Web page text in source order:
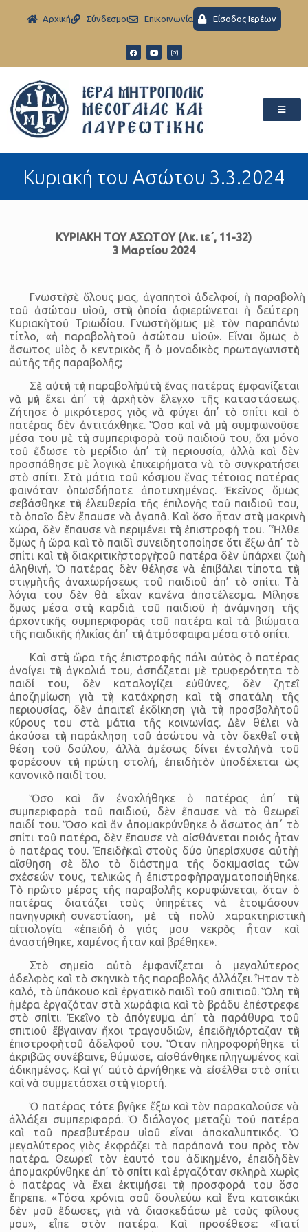
Aρχική Σύνδεσμοι Eπικοινωνία Είσοδος Ιερέων
Κυριακή του Ασώτου 3.3.2024
ΚΥΡΙΑΚΗ ΤΟΥ ΑΣΩΤΟΥ (Λκ. ιε΄, 11-32)
3 Μαρτίου 2024
Γνωστὴ σὲ ὅλους μας, ἀγαπητοὶ ἀδελφοί, ἡ παραβολὴ
τοῦ ἀσώτου υἱοῦ, στὴν ὁποία ἀφιερώνεται ἡ δεύτερη
Κυριακὴ τοῦ Τριωδίου. Γνωστὴ ὅμως μὲ τὸν παραπάνω
τίτλο, «ἡ παραβολὴ τοῦ ἀσώτου υἱοῦ». Εἶναι ὅμως ὁ
ἄσωτος υἱὸς ὁ κεντρικὸς ἤ ὁ μοναδικὸς πρωταγωνιστὴς
αὐτῆς τῆς παραβολῆς;
Σὲ αὐτὴν τὴν παραβολὴ αὐτὴν ἕνας πατέρας ἐμφανίζεται
νὰ μὴν ἔχει ἀπ’ τὴν ἀρχὴ τὸν ἔλεγχο τῆς καταστάσεως.
Ζήτησε ὁ μικρότερος γιὸς νὰ φύγει ἀπ’ τὸ σπίτι καὶ ὁ
πατέρας δὲν ἀντιτάχθηκε. Ὅσο καὶ νὰ μὴν συμφωνοῦσε
μέσα του μὲ τὴν συμπεριφορὰ τοῦ παιδιοῦ του, ὄχι μόνο
τοῦ ἔδωσε τὸ μερίδιο ἀπ’ τὴν περιουσία, ἀλλὰ καὶ δὲν
προσπάθησε μὲ λογικὰ ἐπιχειρήματα νὰ τὸ συγκρατήσει
στὸ σπίτι. Στὰ μάτια τοῦ κόσμου ἕνας τέτοιος πατέρας
φαινόταν ὁπωσδήποτε ἀποτυχημένος. Ἐκεῖνος ὅμως
σεβάσθηκε τὴν ἐλευθερία τῆς ἐπιλογῆς τοῦ παιδιοῦ του,
τὸ ὁποῖο δὲν ἔπαυσε νὰ ἀγαπᾶ. Καὶ ὅσο ἦταν στὴν μακρινὴ
χώρα, δὲν ἔπαυσε νὰ περιμένει τὴν ἐπιστροφή του. ΄Ἦλθε
ὅμως ἡ ὥρα καὶ τὸ παιδὶ συνειδητοποίησε ὅτι ἔξω ἀπ’ τὸ
σπίτι καὶ τὴν διακριτικὴ στοργὴ τοῦ πατέρα δὲν ὑπάρχει ζωὴ
ἀληθινή. Ὁ πατέρας δὲν θέλησε νὰ ἐπιβάλει τίποτα τὴν
στιγμὴ τῆς ἀναχωρήσεως τοῦ παιδιοῦ ἀπ’ τὸ σπίτι. Τὰ
λόγια του δὲν θὰ εἶχαν κανένα ἀποτέλεσμα. Μίλησε
ὅμως μέσα στὴν καρδιὰ τοῦ παιδιοῦ ἡ ἀνάμνηση τῆς
ἀρχοντικῆς συμπεριφορᾶς τοῦ πατέρα καὶ τὰ βιώματα
τῆς παιδικῆς ἠλικίας ἀπ’ τὴν ἀτμόσφαιρα μέσα στὸ σπίτι.
Καὶ στὴν ὥρα τῆς ἐπιστροφῆς πάλι αὐτὸς ὁ πατέρας
ἀνοίγει τὴν ἀγκαλιά του, ἀσπάζεται μὲ τρυφερότητα τὸ
παιδί του, δὲν καταλογίζει εὐθύνες, δὲν ζητεῖ
ἀποζημίωση γιὰ τὴν κατάχρηση καὶ τὴν σπατάλη τῆς
περιουσίας, δὲν ἀπαιτεῖ ἐκδίκηση γιὰ τὴν προσβολὴ τοῦ
κύρους του στὰ μάτια τῆς κοινωνίας. Δὲν θέλει νὰ
ἀκούσει τὴν παράκληση τοῦ ἀσώτου νὰ τὸν δεχθεῖ στὴν
θέση τοῦ δούλου, ἀλλὰ ἀμέσως δίνει ἐντολὴ νὰ τοῦ
φορέσουν τὴν πρώτη στολή, ἐπειδὴ τὸν ὑποδέχεται ὡς
κανονικὸ παιδὶ του.
Ὅσο καὶ ἄν ἐνοχλήθηκε ὁ πατέρας ἀπ’ τὴν
συμπεριφορὰ τοῦ παιδιοῦ, δὲν ἔπαυσε νὰ τὸ θεωρεῖ
παιδί του. Ὅσο καὶ ἄν ἀπομακρύνθηκε ὁ ἄσωτος ἀπ΄ τὸ
σπίτι τοῦ πατέρα, δὲν ἔπαυσε νὰ αἰσθάνεται ποιός ἦταν
ὁ πατέρας του. Ἐπειδὴ καὶ στοὺς δύο ὑπερίσχυσε αὐτὴ ἡ
αἴσθηση σὲ ὅλο τὸ διάστημα τῆς δοκιμασίας τῶν
σχέσεών τους, τελικῶς ἡ ἐπιστροφὴ πραγματοποιήθηκε.
Τὸ πρῶτο μέρος τῆς παραβολῆς κορυφώνεται, ὅταν ὁ
πατέρας διατάζει τοὺς ὑπηρέτες νὰ ἑτοιμάσουν
πανηγυρικὴ συνεστίαση, μὲ τὴν πολὺ χαρακτηριστικὴ
αἰτιολογία «ἐπειδὴ ὁ γιός μου νεκρὸς ἦταν καὶ
ἀναστήθηκε, χαμένος ἦταν καὶ βρέθηκε».
Στὸ σημεῖο αὐτὸ ἐμφανίζεται ὁ μεγαλύτερος
ἀδελφὸς καὶ τὸ σκηνικὸ τῆς παραβολῆς ἀλλάζει. Ἦταν τὸ
καλό, τὸ ὑπάκουο καὶ ἐργατικὸ παιδὶ τοῦ σπιτιοῦ. Ὅλη τὴν
ἡμέρα ἐργαζόταν στὰ χωράφια καὶ τὸ βράδυ ἐπέστρεφε
στὸ σπίτι. Ἐκεῖνο τὸ ἀπόγευμα ἀπ’ τὰ παράθυρα τοῦ
σπιτιοῦ ἔβγαιναν ἤχοι τραγουδιῶν, ἐπειδὴ γιόρταζαν τὴν
ἐπιστροφὴ τοῦ ἀδελφοῦ του. Ὅταν πληροφορήθηκε τί
ἀκριβῶς συνέβαινε, θύμωσε, αἰσθάνθηκε πληγωμένος καὶ
ἀδικημένος. Καὶ γι’ αὐτὸ ἀρνήθηκε νὰ εἰσέλθει στὸ σπίτι
καὶ νὰ συμμετάσχει στὴν γιορτή.
Ὁ πατέρας τότε βγῆκε ἔξω καὶ τὸν παρακαλοῦσε νὰ
ἀλλάξει συμπεριφορά. Ὁ διάλογος μεταξὺ τοῦ πατέρα
καὶ τοῦ πρεσβυτέρου υἱοῦ εἶναι ἀποκαλυπτικός. Ὁ
μεγαλύτερος γιὸς ἐκφράζει τὰ παράπονά του πρὸς τὸν
πατέρα. Θεωρεῖ τὸν ἑαυτό του ἀδικημένο, ἐπειδὴ δὲν
ἀπομακρύνθηκε ἀπ’ τὸ σπίτι καὶ ἐργαζόταν σκληρὰ χωρὶς
ὁ πατέρας νὰ ἔχει ἐκτιμήσει τὴν προσφορά του ὅσο
ἔπρεπε. «Τόσα χρόνια σοῦ δουλεύω καὶ ἕνα κατσικάκι
δὲν μοῦ ἔδωσες, γιὰ νὰ διασκεδάσω μὲ τοὺς φίλους
μου», εἶπε στὸν πατέρα. Καὶ προσέθεσε: «Γιατί